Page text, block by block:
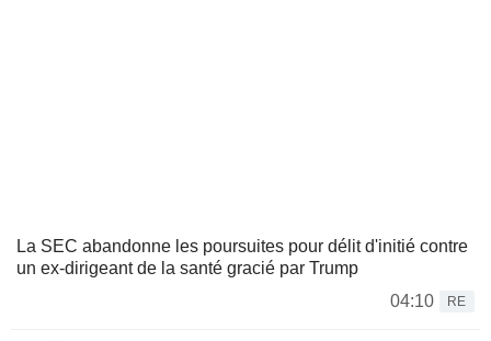
La SEC abandonne les poursuites pour délit d'initié contre
un ex-dirigeant de la santé gracié par Trump
04:10
RE